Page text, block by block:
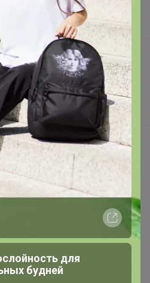
ok
для ваших изображений
чисел
для
будней